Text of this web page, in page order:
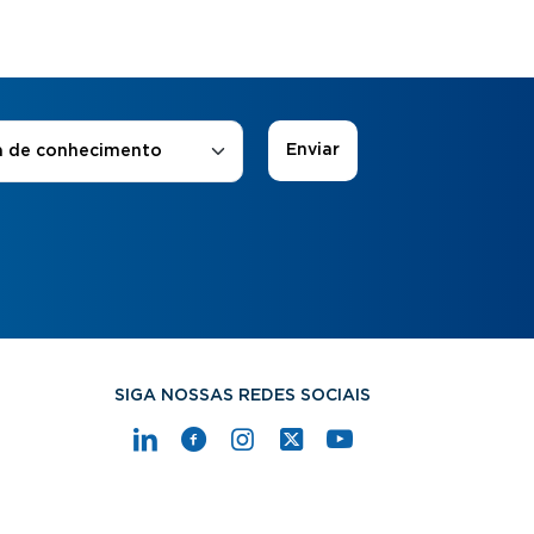
Interesse
de conhecimento
SIGA NOSSAS REDES SOCIAIS